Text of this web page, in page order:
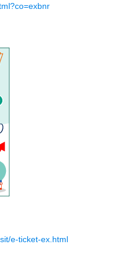
e-ticket-ex.html